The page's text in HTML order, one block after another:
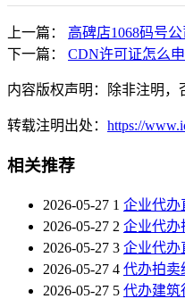
上一篇：
高碑店1068码号
下一篇：
CDN许可证怎么
内容版权声明：除非注明，
转载注明出处： https://
相关推荐
2026-05-27 1 企业代办
2026-05-27 2 企业代办
2026-05-27 3 企业代办
2026-05-27 4 代办拍卖
2026-05-27 5 代办建筑